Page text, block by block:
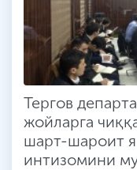
Тергов
жойларга
шарт-шароит
интизомини